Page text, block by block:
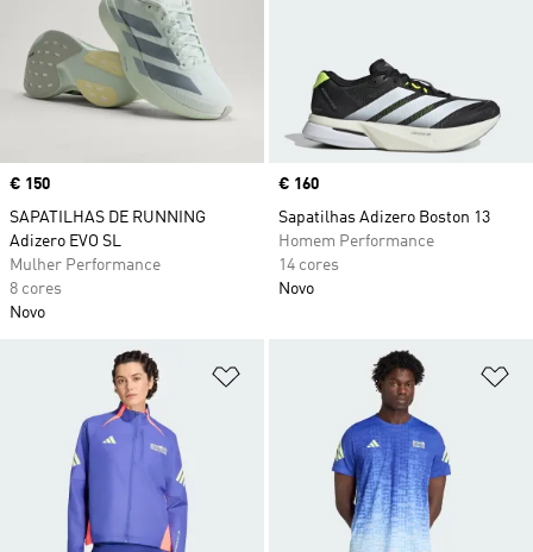
Price
€ 150
SAPATILHAS DE RUNNING
Adizero EVO SL
Mulher Performance
8 cores
Novo
Price
€ 160
Sapatilhas Adizero Boston 13
Homem Performance
14 cores
Novo
Adicionar à Lista de Desejos